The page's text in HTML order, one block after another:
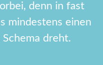
denn in fast
mindestens einen
dreht.